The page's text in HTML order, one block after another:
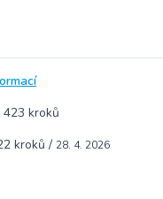
423 kroků
kroků / 28. 4. 2026